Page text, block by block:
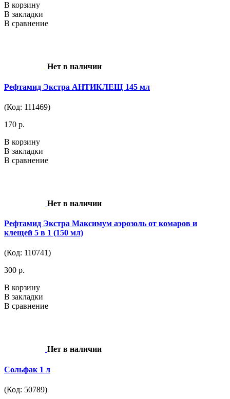
В корзину
В закладки
В сравнение
Нет в наличии
Рефтамид Экстра АНТИКЛЕЩ 145 мл
(Код: 111469)
170 р.
В корзину
В закладки
В сравнение
Нет в наличии
Рефтамид Экстра Максимум аэрозоль от комаров и
клещей 5 в 1 (150 мл)
(Код: 110741)
300 р.
В корзину
В закладки
В сравнение
Нет в наличии
Сольфак 1 л
(Код: 50789)